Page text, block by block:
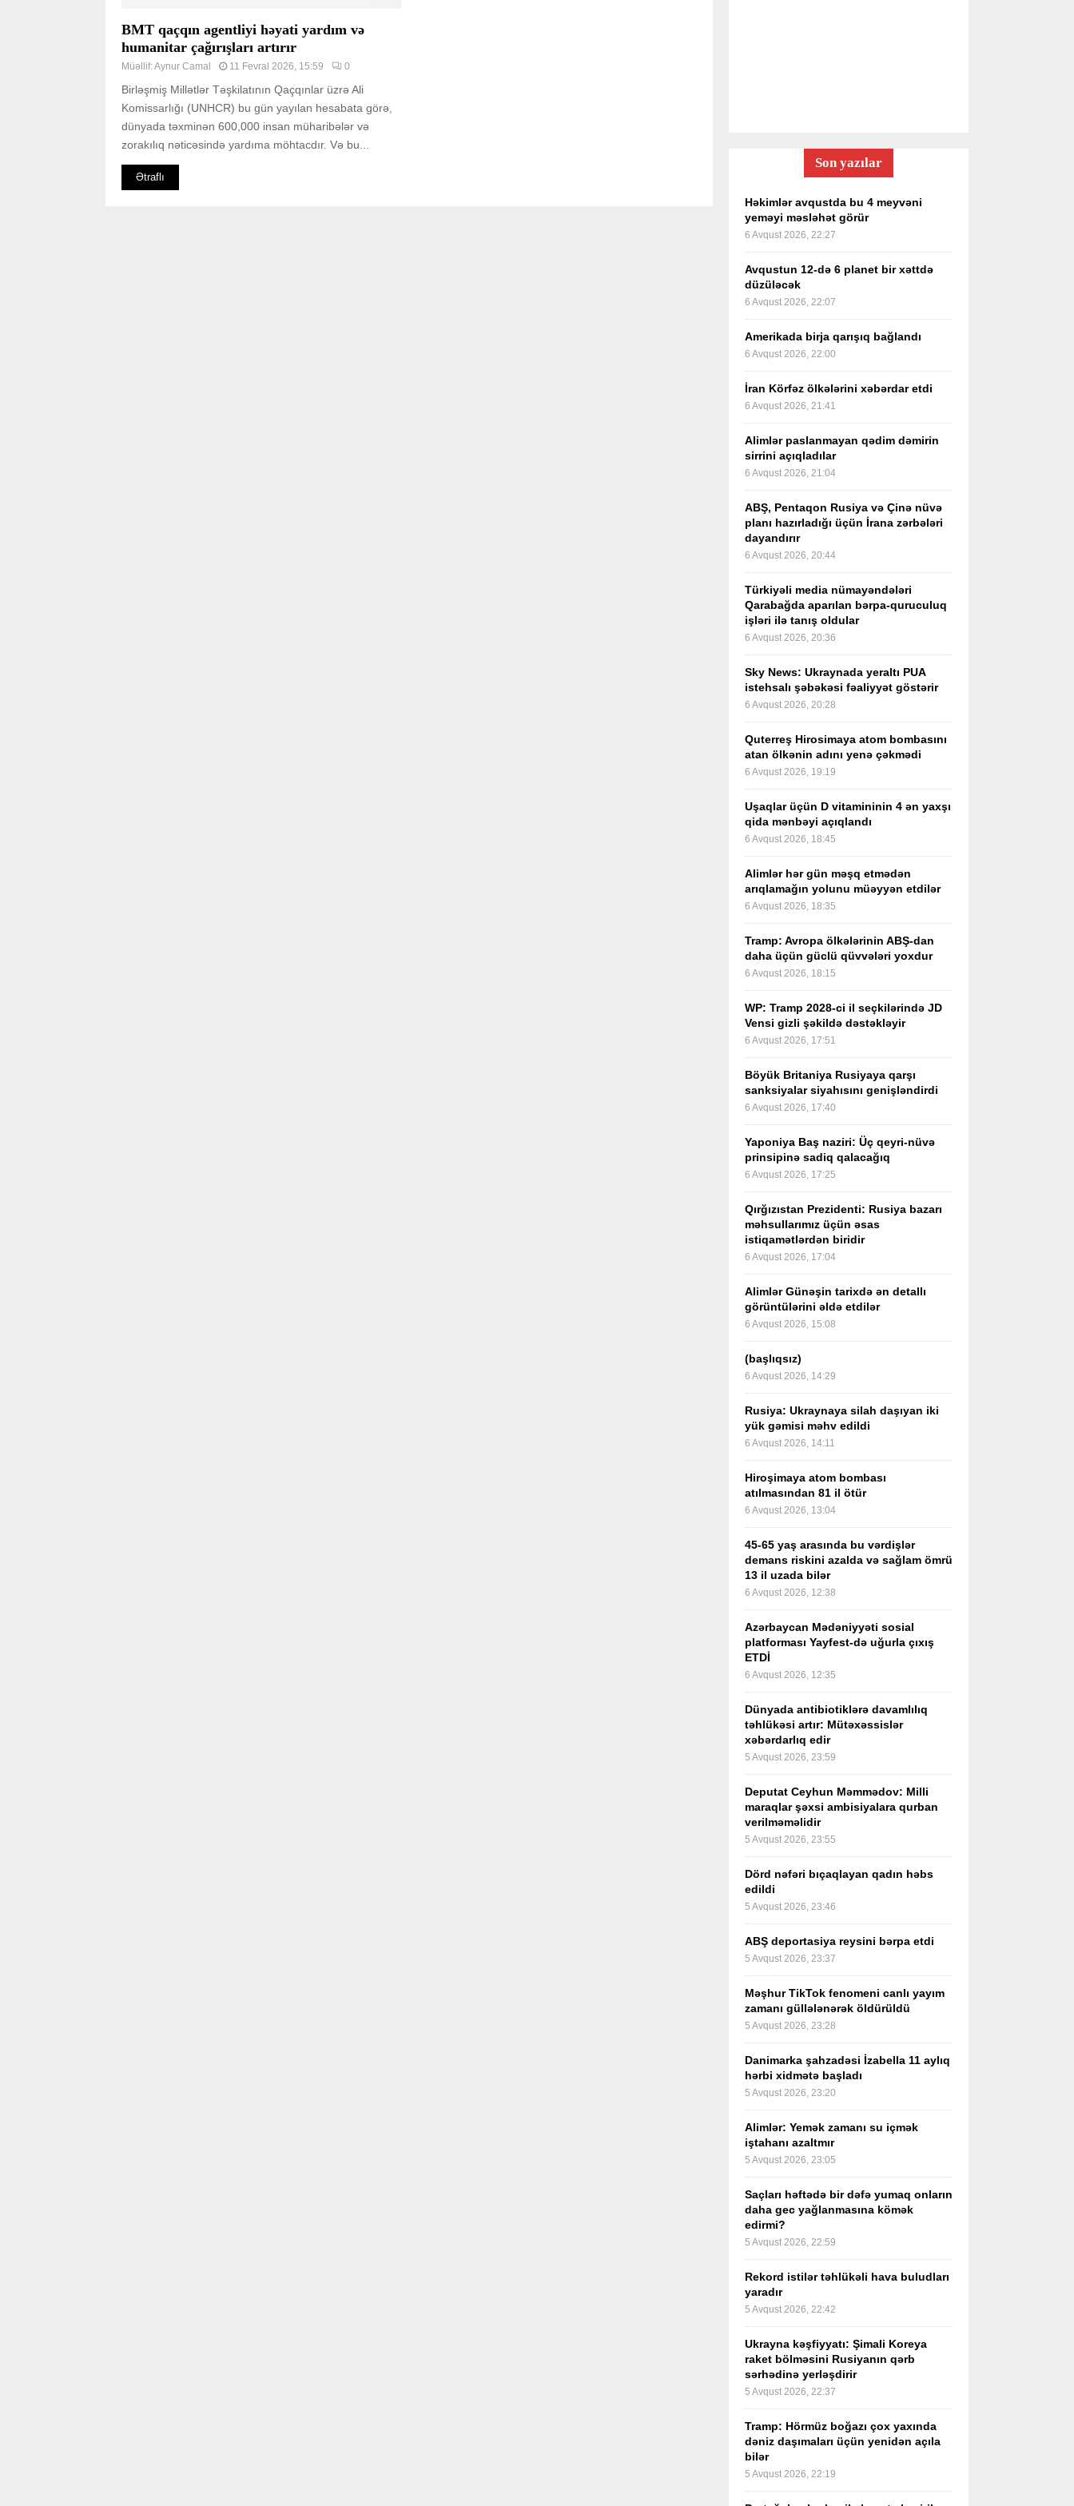
BMT qaçqın agentliyi həyati yardım və
humanitar çağırışları artırır
Müəllif:Aynur Camal 11 Fevral 2026, 15:59 0
Birləşmiş Millətlər Təşkilatının Qaçqınlar üzrə Ali
Komissarlığı (UNHCR) bu gün yayılan hesabata görə,
dünyada təxminən 600,000 insan müharibələr və
zorakılıq nəticəsində yardıma möhtacdır. Və bu...
Ətraflı
Son yazılar
Həkimlər avqustda bu 4 meyvəni
yeməyi məsləhət görür
6 Avqust 2026, 22:27
Avqustun 12-də 6 planet bir xəttdə
düzüləcək
6 Avqust 2026, 22:07
Amerikada birja qarışıq bağlandı
6 Avqust 2026, 22:00
İran Körfəz ölkələrini xəbərdar etdi
6 Avqust 2026, 21:41
Alimlər paslanmayan qədim dəmirin
sirrini açıqladılar
6 Avqust 2026, 21:04
ABŞ, Pentaqon Rusiya və Çinə nüvə
planı hazırladığı üçün İrana zərbələri
dayandırır
6 Avqust 2026, 20:44
Türkiyəli media nümayəndələri
Qarabağda aparılan bərpa-quruculuq
işləri ilə tanış oldular
6 Avqust 2026, 20:36
Sky News: Ukraynada yeraltı PUA
istehsalı şəbəkəsi fəaliyyət göstərir
6 Avqust 2026, 20:28
Quterreş Hirosimaya atom bombasını
atan ölkənin adını yenə çəkmədi
6 Avqust 2026, 19:19
Uşaqlar üçün D vitamininin 4 ən yaxşı
qida mənbəyi açıqlandı
6 Avqust 2026, 18:45
Alimlər hər gün məşq etmədən
arıqlamağın yolunu müəyyən etdilər
6 Avqust 2026, 18:35
Tramp: Avropa ölkələrinin ABŞ-dan
daha üçün güclü qüvvələri yoxdur
6 Avqust 2026, 18:15
WP: Tramp 2028-ci il seçkilərində JD
Vensi gizli şəkildə dəstəkləyir
6 Avqust 2026, 17:51
Böyük Britaniya Rusiyaya qarşı
sanksiyalar siyahısını genişləndirdi
6 Avqust 2026, 17:40
Yaponiya Baş naziri: Üç qeyri-nüvə
prinsipinə sadiq qalacağıq
6 Avqust 2026, 17:25
Qırğızıstan Prezidenti: Rusiya bazarı
məhsullarımız üçün əsas
istiqamətlərdən biridir
6 Avqust 2026, 17:04
Alimlər Günəşin tarixdə ən detallı
görüntülərini əldə etdilər
6 Avqust 2026, 15:08
(başlıqsız)
6 Avqust 2026, 14:29
Rusiya: Ukraynaya silah daşıyan iki
yük gəmisi məhv edildi
6 Avqust 2026, 14:11
Hiroşimaya atom bombası
atılmasından 81 il ötür
6 Avqust 2026, 13:04
45-65 yaş arasında bu vərdişlər
demans riskini azalda və sağlam ömrü
13 il uzada bilər
6 Avqust 2026, 12:38
Azərbaycan Mədəniyyəti sosial
platforması Yayfest-də uğurla çıxış
ETDİ
6 Avqust 2026, 12:35
Dünyada antibiotiklərə davamlılıq
təhlükəsi artır: Mütəxəssislər
xəbərdarlıq edir
5 Avqust 2026, 23:59
Deputat Ceyhun Məmmədov: Milli
maraqlar şəxsi ambisiyalara qurban
verilməməlidir
5 Avqust 2026, 23:55
Dörd nəfəri bıçaqlayan qadın həbs
edildi
5 Avqust 2026, 23:46
ABŞ deportasiya reysini bərpa etdi
5 Avqust 2026, 23:37
Məşhur TikTok fenomeni canlı yayım
zamanı güllələnərək öldürüldü
5 Avqust 2026, 23:28
Danimarka şahzadəsi İzabella 11 aylıq
hərbi xidmətə başladı
5 Avqust 2026, 23:20
Alimlər: Yemək zamanı su içmək
iştahanı azaltmır
5 Avqust 2026, 23:05
Saçları həftədə bir dəfə yumaq onların
daha gec yağlanmasına kömək
edirmi?
5 Avqust 2026, 22:59
Rekord istilər təhlükəli hava buludları
yaradır
5 Avqust 2026, 22:42
Ukrayna kəşfiyyatı: Şimali Koreya
raket bölməsini Rusiyanın qərb
sərhədinə yerləşdirir
5 Avqust 2026, 22:37
Tramp: Hörmüz boğazı çox yaxında
dəniz daşımaları üçün yenidən açıla
bilər
5 Avqust 2026, 22:19